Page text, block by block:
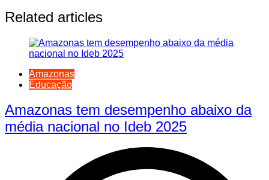
Related articles
Amazonas
Educação
Amazonas tem desempenho abaixo da
média nacional no Ideb 2025